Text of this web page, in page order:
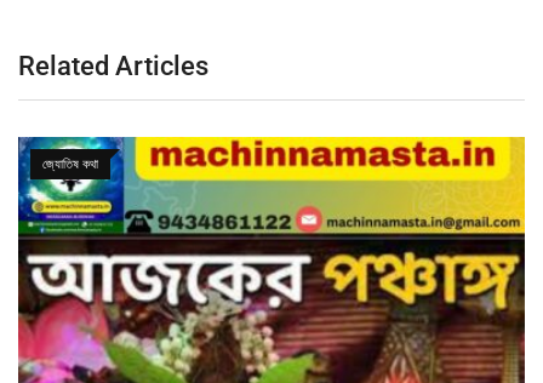
Related Articles
জ্যোতিষ কথা